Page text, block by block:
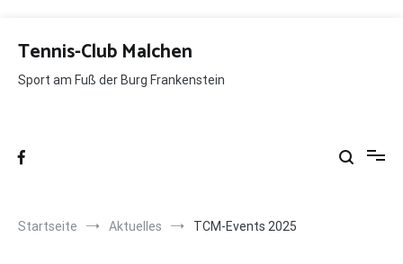
Inhalt
springen
Tennis-Club Malchen
Sport am Fuß der Burg Frankenstein
Startseite Aktuelles TCM-Events 2025